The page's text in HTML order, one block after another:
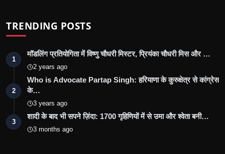
TRENDING POSTS
1
मॉडलिंग प्रतियोगिता में विष्णु चौधरी मिस्टर, प्रियंका चौधरी मिस और …
2 years ago
2
Who is Advocate Partap Singh: हरियाणा के कुरुक्षेत्र से कांग्रेस
के…
3 years ago
3
शादी के बाद भी सपने ज़िंदा: 1700 गृहिणियों में से उमा और श्वेता बनी…
3 months ago